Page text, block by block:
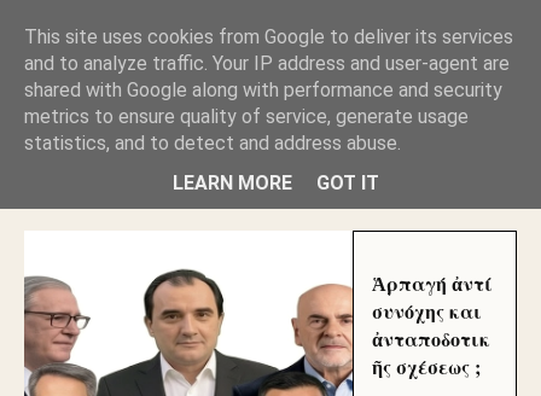
ΑΥΤΟΧΘΟΝΕΣ ΜΟΥ ΕΚΛΕΙΣΑΝ ΤΑ ΣΟΣΙΑΛ ΚΑΙ
ΦΙΜΩΣΑΝ ΤΟ SITE. ΟΙ ΧΙΛΙΑΔΕΣ ΜΙΚΡΟΕΠΕΝΔΥΤΕΣ
ΕΠΕΝΔΥΣΑΤΕ ΓΙΑ ΛΕΗΛΑΣΙΑ ΚΑΙ ΕΓΚΛΗΜΑ ?
ΓΛΥΦΑΔΑ WEB |ΟΙ ΜΕΓΑΛΟΙ ΚΛΕΠΤΑΙ ΑΠΟ ΤΟ
ΜΙΚΡΟΝ ΑΠΑΓΟΥΣΙ
Ἁρπαγή ἀντί
συνόχης και
ἀνταποδοτικ
ῆς σχέσεως ;
This site uses cookies from Google to deliver its services
and to analyze traffic. Your IP address and user-agent are
shared with Google along with performance and security
metrics to ensure quality of service, generate usage
statistics, and to detect and address abuse.
LEARN MORE
GOT IT